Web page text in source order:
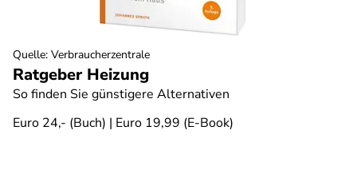
Ratgeber Heizung
So finden Sie günstigere Alternativen
Euro 24,- (Buch) | Euro 19,99 (E-Book)
Quelle: Verbraucherzentrale